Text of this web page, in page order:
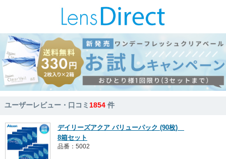
ユーザーレビュー・口コミ1854 件
デイリーズアクア バリューパック (90枚)
8箱セット
品番：5002